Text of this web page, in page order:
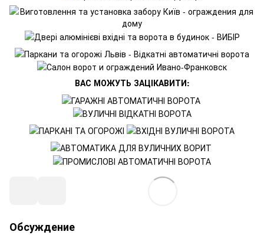
ВАС МОЖУТЬ ЗАЦІКАВИТИ:
Обсуждение